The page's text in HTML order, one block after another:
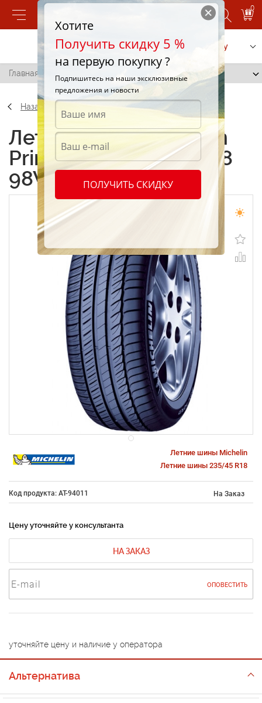
0
Позвонить Заказать услугу
Главная / Michelin Primacy HP 235/45 R18 98W
Назад
Летние шины Michelin
Primacy HP 235/45 R18
98W
Летние шины Michelin
Летние шины 235/45 R18
Код продукта: AT-94011 На Заказ
Цену уточняйте у консультанта
НА ЗАКАЗ
ОПОВЕСТИТЬ
уточняйте цену и наличие у оператора
Альтернатива
Хотите
Получить скидку 5 %
на первую покупку ?
Подпишитесь на наши эксклюзивные
предложения и новости
ПОЛУЧИТЬ СКИДКУ